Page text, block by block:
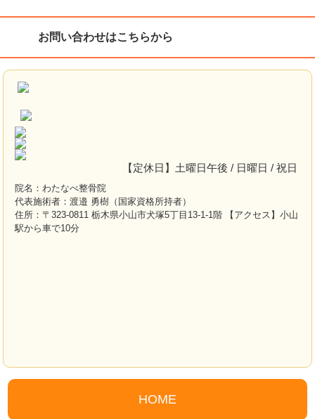
お問い合わせはこちらから
【定休日】土曜日午後 / 日曜日 / 祝日
院名：わたなべ整骨院
代表施術者：渡邉 勇樹（国家資格所持者）
住所：〒323-0811 栃木県小山市犬塚5丁目13-1-1階 【アクセス】小山
駅から車で10分
HOME